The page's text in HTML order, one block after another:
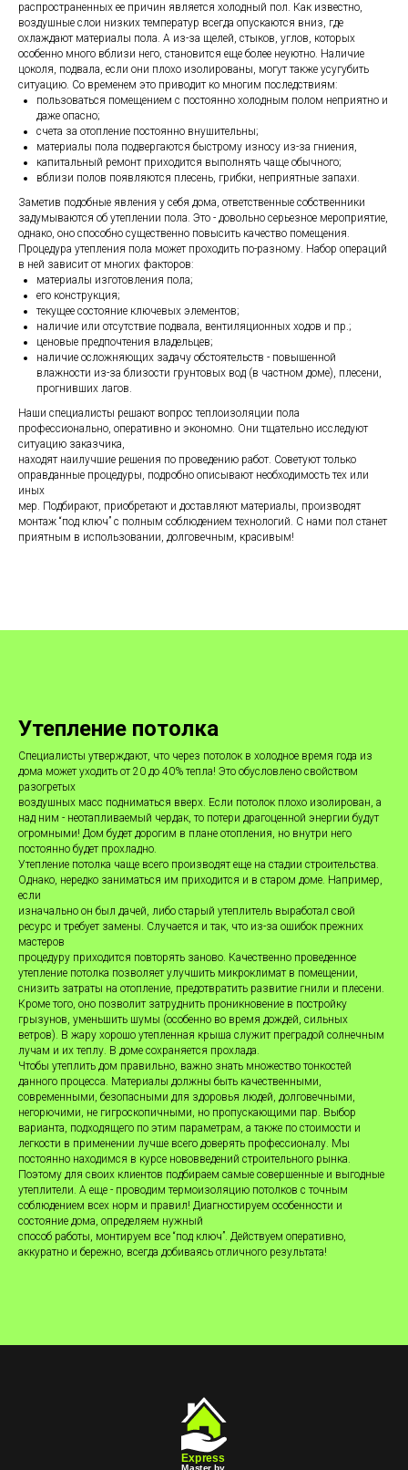
распространенных ее причин является холодный пол. Как известно,
воздушные слои низких температур всегда опускаются вниз, где
охлаждают материалы пола. А из-за щелей, стыков, углов, которых
особенно много вблизи него, становится еще более неуютно. Наличие
цоколя, подвала, если они плохо изолированы, могут также усугубить
ситуацию. Со временем это приводит ко многим последствиям:
пользоваться помещением с постоянно холодным полом неприятно и
даже опасно;
счета за отопление постоянно внушительны;
материалы пола подвергаются быстрому износу из-за гниения,
капитальный ремонт приходится выполнять чаще обычного;
вблизи полов появляются плесень, грибки, неприятные запахи.
Заметив подобные явления у себя дома, ответственные собственники
задумываются об утеплении пола. Это - довольно серьезное мероприятие,
однако, оно способно существенно повысить качество помещения.
Процедура утепления пола может проходить по-разному. Набор операций
в ней зависит от многих факторов:
материалы изготовления пола;
его конструкция;
текущее состояние ключевых элементов;
наличие или отсутствие подвала, вентиляционных ходов и пр.;
ценовые предпочтения владельцев;
наличие осложняющих задачу обстоятельств - повышенной
влажности из-за близости грунтовых вод (в частном доме), плесени,
прогнивших лагов.
Наши специалисты решают вопрос теплоизоляции пола
профессионально, оперативно и экономно. Они тщательно исследуют
ситуацию заказчика,
находят наилучшие решения по проведению работ. Советуют только
оправданные процедуры, подробно описывают необходимость тех или
иных
мер. Подбирают, приобретают и доставляют материалы, производят
монтаж “под ключ” с полным соблюдением технологий. С нами пол станет
приятным в использовании, долговечным, красивым!
Утепление потолка
Специалисты утверждают, что через потолок в холодное время года из
дома может уходить от 20 до 40% тепла! Это обусловлено свойством
разогретых
воздушных масс подниматься вверх. Если потолок плохо изолирован, а
над ним - неотапливаемый чердак, то потери драгоценной энергии будут
огромными! Дом будет дорогим в плане отопления, но внутри него
постоянно будет прохладно.
Утепление потолка чаще всего производят еще на стадии строительства.
Однако, нередко заниматься им приходится и в старом доме. Например,
если
изначально он был дачей, либо старый утеплитель выработал свой
ресурс и требует замены. Случается и так, что из-за ошибок прежних
мастеров
процедуру приходится повторять заново. Качественно проведенное
утепление потолка позволяет улучшить микроклимат в помещении,
снизить затраты на отопление, предотвратить развитие гнили и плесени.
Кроме того, оно позволит затруднить проникновение в постройку
грызунов, уменьшить шумы (особенно во время дождей, сильных
ветров). В жару хорошо утепленная крыша служит преградой солнечным
лучам и их теплу. В доме сохраняется прохлада.
Чтобы утеплить дом правильно, важно знать множество тонкостей
данного процесса. Материалы должны быть качественными,
современными, безопасными для здоровья людей, долговечными,
негорючими, не гигроскопичными, но пропускающими пар. Выбор
варианта, подходящего по этим параметрам, а также по стоимости и
легкости в применении лучше всего доверять профессионалу. Мы
постоянно находимся в курсе нововведений строительного рынка.
Поэтому для своих клиентов подбираем самые совершенные и выгодные
утеплители. А еще - проводим термоизоляцию потолков с точным
соблюдением всех норм и правил! Диагностируем особенности и
состояние дома, определяем нужный
способ работы, монтируем все “под ключ”. Действуем оперативно,
аккуратно и бережно, всегда добиваясь отличного результата!